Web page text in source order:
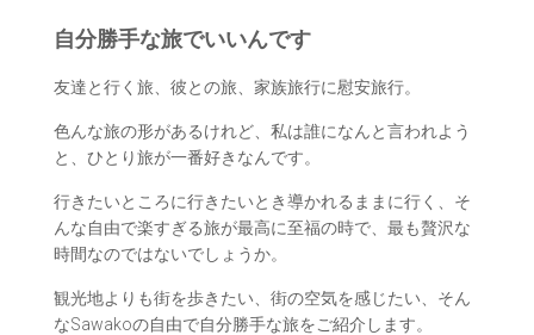
自分勝手な旅でいいんです
友達と行く旅、彼との旅、家族旅行に慰安旅行。
色んな旅の形があるけれど、私は誰になんと言われよう
と、ひとり旅が一番好きなんです。
行きたいところに行きたいとき導かれるままに行く、そ
んな自由で楽すぎる旅が最高に至福の時で、最も贅沢な
時間なのではないでしょうか。
観光地よりも街を歩きたい、街の空気を感じたい、そん
なSawakoの自由で自分勝手な旅をご紹介します。